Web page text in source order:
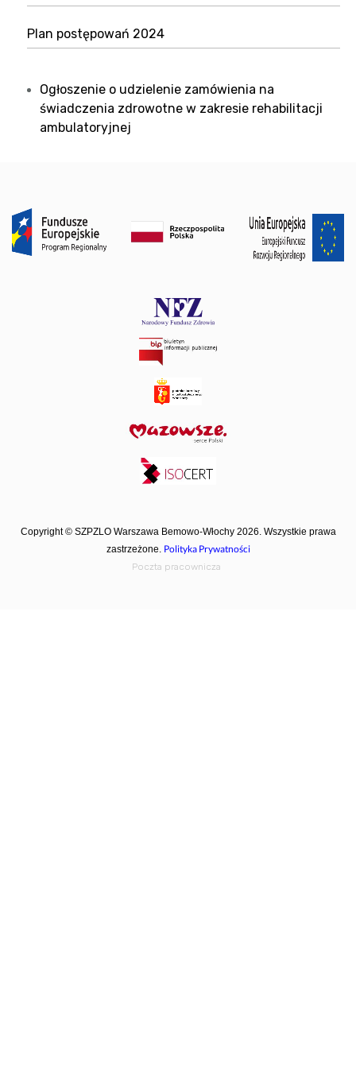
Plan postępowań 2024
Ogłoszenie o udzielenie zamówienia na
świadczenia zdrowotne w zakresie rehabilitacji
ambulatoryjnej
Copyright © SZPZLO Warszawa Bemowo-Włochy 2026. Wszystkie prawa
zastrzeżone. Polityka Prywatności
Poczta pracownicza